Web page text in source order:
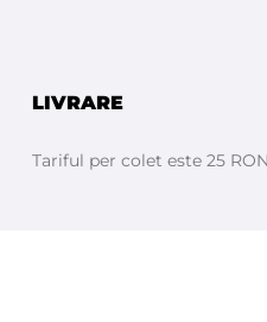
LIVRARE
Tariful per colet este 25